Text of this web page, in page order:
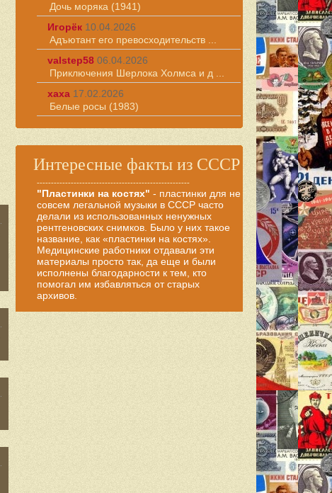
Дочь моряка (1941)
Игорёк 10.04.2026
Адъютант его превосходительств ...
valstep58 06.04.2026
Приключения Шерлока Холмса и д ...
хаха 17.02.2026
Белые росы (1983)
Интересные факты из СССР
------------------------------------------------------
"Пластинки на костях" - пластинки для не
совсем легальной музыки в СССР часто
делали из использованных ненужных
рентгеновских снимков. Было у них такое
название, как «пластинки на костях».
Медицинские работники отдавали эти
материалы просто так, да еще и были
исполнены благодарности к тем, кто
помогал им избавляться от старых
архивов.